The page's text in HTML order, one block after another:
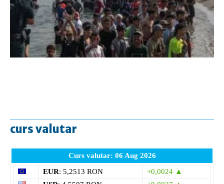
curs valutar
Curs valutar: 06 Aug 2026
EUR: 5,2513 RON
+0,0024 ▲